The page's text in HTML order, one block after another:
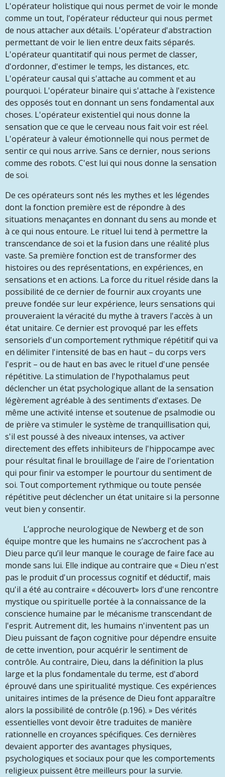
L'opérateur holistique qui nous permet de voir le monde
comme un tout, l'opérateur réducteur qui nous permet
de nous attacher aux détails. L'opérateur d'abstraction
permettant de voir le lien entre deux faits séparés.
L'opérateur quantitatif qui nous permet de classer,
d'ordonner, d'estimer le temps, les distances, etc.
L'opérateur causal qui s'attache au comment et au
pourquoi. L'opérateur binaire qui s'attache à l'existence
des opposés tout en donnant un sens fondamental aux
choses. L'opérateur existentiel qui nous donne la
sensation que ce que le cerveau nous fait voir est réel.
L'opérateur à valeur émotionnelle qui nous permet de
sentir ce qui nous arrive. Sans ce dernier, nous serions
comme des robots. C'est lui qui nous donne la sensation
de soi.
De ces opérateurs sont nés les mythes et les légendes
dont la fonction première est de répondre à des
situations menaçantes en donnant du sens au monde et
à ce qui nous entoure. Le rituel lui tend à permettre la
transcendance de soi et la fusion dans une réalité plus
vaste. Sa première fonction est de transformer des
histoires ou des représentations, en expériences, en
sensations et en actions. La force du rituel réside dans la
possibilité de ce dernier de fournir aux croyants une
preuve fondée sur leur expérience, leurs sensations qui
prouveraient la véracité du mythe à travers l'accès à un
état unitaire. Ce dernier est provoqué par les effets
sensoriels d'un comportement rythmique répétitif qui va
en délimiter l'intensité de bas en haut – du corps vers
l'esprit – ou de haut en bas avec le rituel d'une pensée
répétitive. La stimulation de l'hypothalamus peut
déclencher un état psychologique allant de la sensation
légèrement agréable à des sentiments d'extases. De
même une activité intense et soutenue de psalmodie ou
de prière va stimuler le système de tranquillisation qui,
s'il est poussé à des niveaux intenses, va activer
directement des effets inhibiteurs de l'hippocampe avec
pour résultat final le brouillage de l'aire de l'orientation
qui pour finir va estomper le pourtour du sentiment de
soi. Tout comportement rythmique ou toute pensée
répétitive peut déclencher un état unitaire si la personne
veut bien y consentir.
L’approche neurologique de Newberg et de son
équipe montre que les humains ne s’accrochent pas à
Dieu parce qu’il leur manque le courage de faire face au
monde sans lui. Elle indique au contraire que « Dieu n'est
pas le produit d'un processus cognitif et déductif, mais
qu'il a été au contraire « découvert» lors d'une rencontre
mystique ou spirituelle portée à la connaissance de la
conscience humaine par le mécanisme transcendant de
l'esprit. Autrement dit, les humains n'inventent pas un
Dieu puissant de façon cognitive pour dépendre ensuite
de cette invention, pour acquérir le sentiment de
contrôle. Au contraire, Dieu, dans la définition la plus
large et la plus fondamentale du terme, est d'abord
éprouvé dans une spiritualité mystique. Ces expériences
unitaires intimes de la présence de Dieu font apparaître
alors la possibilité de contrôle (p.196). » Des vérités
essentielles vont devoir être traduites de manière
rationnelle en croyances spécifiques. Ces dernières
devaient apporter des avantages physiques,
psychologiques et sociaux pour que les comportements
religieux puissent être meilleurs pour la survie.